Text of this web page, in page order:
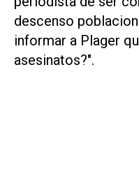
descenso
informar a Plager
asesinatos?".